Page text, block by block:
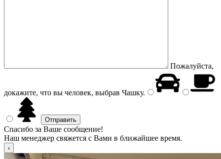
Пожалуйста,
докажите, что вы человек, выбрав Чашку.
Спасибо за Ваше сообщение!
Наш менеджер свяжется с Вами в ближайшее время.